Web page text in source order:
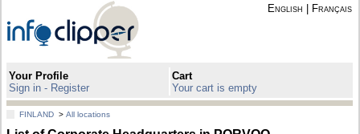
English Français
Your Profile
Sign in - Register
Cart
Your cart is empty
FINLAND >All locations